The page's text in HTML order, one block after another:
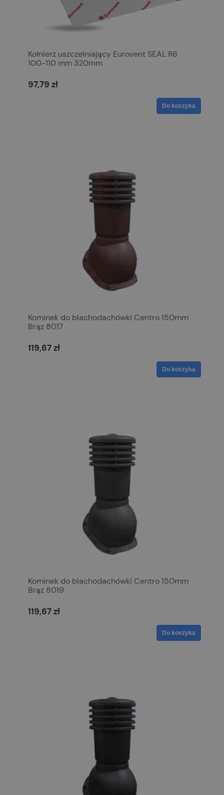
Kołnierz uszczelniający Eurovent SEAL R6
100-110 mm 320mm
97,79 zł
Do koszyka
Kominek do blachodachówki Centro 150mm
Brąz 8017
119,67 zł
Do koszyka
Kominek do blachodachówki Centro 150mm
Brąz 8019
119,67 zł
Do koszyka